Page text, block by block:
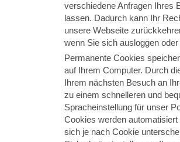
verschiedene Anfragen Ihres
lassen. Dadurch kann Ihr
unsere Webseite
wenn Sie sich ausloggen
Permanente Cookies
auf Ihrem Computer. Durch
Ihrem nächsten Besuch an
zu einem schnelleren und
Spracheinstellung für unser
Cookies werden
sich je nach Cookie